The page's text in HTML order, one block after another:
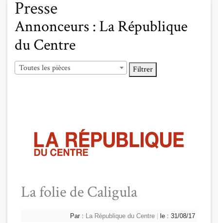
Presse
Annonceurs : La République
du Centre
Toutes les pièces Filtrer
La folie de Caligula
Par : La République du Centre le : 31/08/17